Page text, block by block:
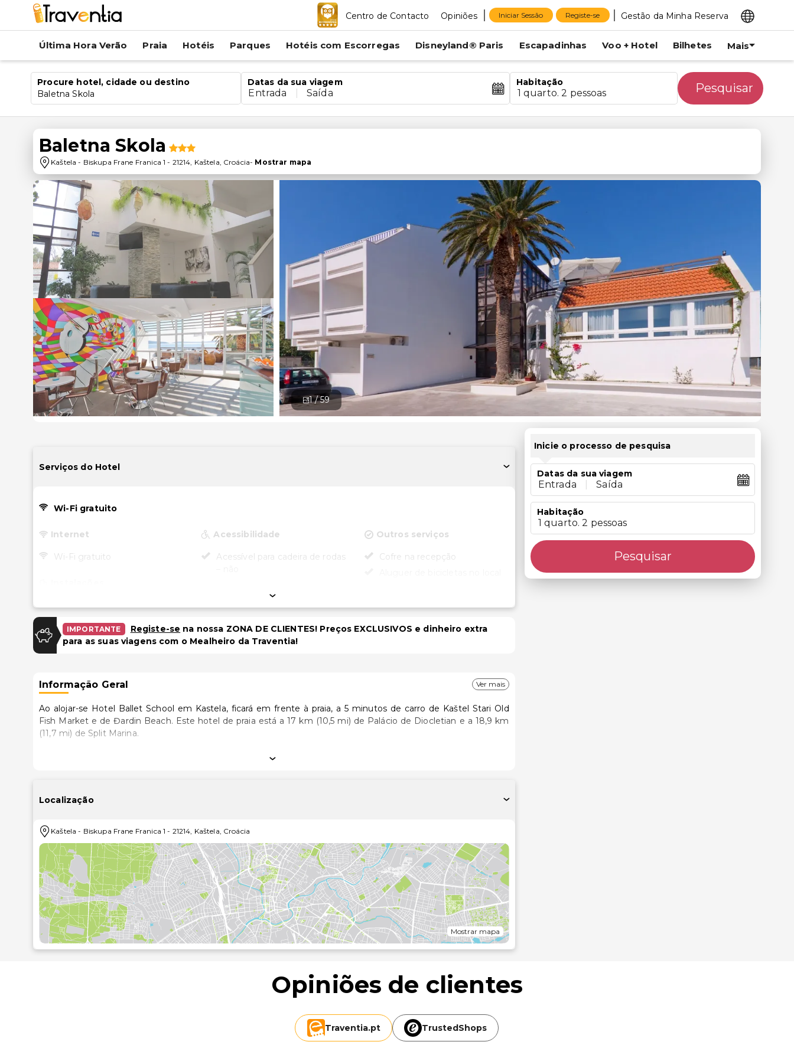
Centro de Contacto Opiniões Iniciar Sessão Registe-se Gestão da Minha Reserva
Última Hora Verão Praia Hotéis Parques Hotéis com Escorregas Disneyland® Paris Escapadinhas Voo + Hotel Bilhetes Mais
Procure hotel, cidade ou destino
Baletna Skola
Datas da sua viagem
Entrada Saída
Habitação
1 quarto. 2 pessoas Pesquisar
Baletna Skola
Kaštela - Biskupa Frane Franica 1 - 21214, Kaštela, Croácia- Mostrar mapa
1 /59
Serviços do Hotel
Wi-Fi gratuito
Internet
Wi-Fi gratuito
Salas de reunião
Acessibilidade
Acessível para cadeira de rodas
Outros serviços
Cofre na recepção
IMPORTANTE Registe-se na nossa ZONA DE CLIENTES! Preços EXCLUSIVOS e dinheiro extra
para as suas viagens com o Mealheiro da Traventia!
Informação Geral Ver mais
Ao alojar-se Hotel Ballet School em Kastela, ficará em frente à praia, a 5 minutos de carro de Kaštel Stari Old
Fish Market e de Đardin Beach. Este hotel de praia está a 17 km (10,5 mi) de Palácio de Diocletian e a 18,9 km
(11,7 mi) de Split Marina.
Sinta-se em casa num dos 35 quartos, com um minibar e um televisor LCD. As unidades contam com uma
Mime-se com o serviço de massagens no local, ou desfrute de aluguer de bicicletas. O espaço inclui também
Peça o seu cocktail favorito no bar/lounge.
As principais comodidades incluem um business center, jornais grátis no lobby e uma receção aberta 24 horas.
As distâncias são apresentadas à 0,1 milha e ao quilómetro mais próximo.
Đardin Beach - 2,6 km/1,6 mi
Kaštel Stari Old Fish Market - 2,8 km/1,7 mi
Pantan - 9,3 km/5,7 mi
Tusculum Museum - 9,6 km/6 mi
Localização
Kaštela - Biskupa Frane Franica 1 - 21214, Kaštela, Croácia
Mostrar mapa
Inicie o processo de pesquisa
Datas da sua viagem
Entrada Saída
Habitação
1 quarto. 2 pessoas
Pesquisar
Opiniões de clientes
Traventia.pt TrustedShops